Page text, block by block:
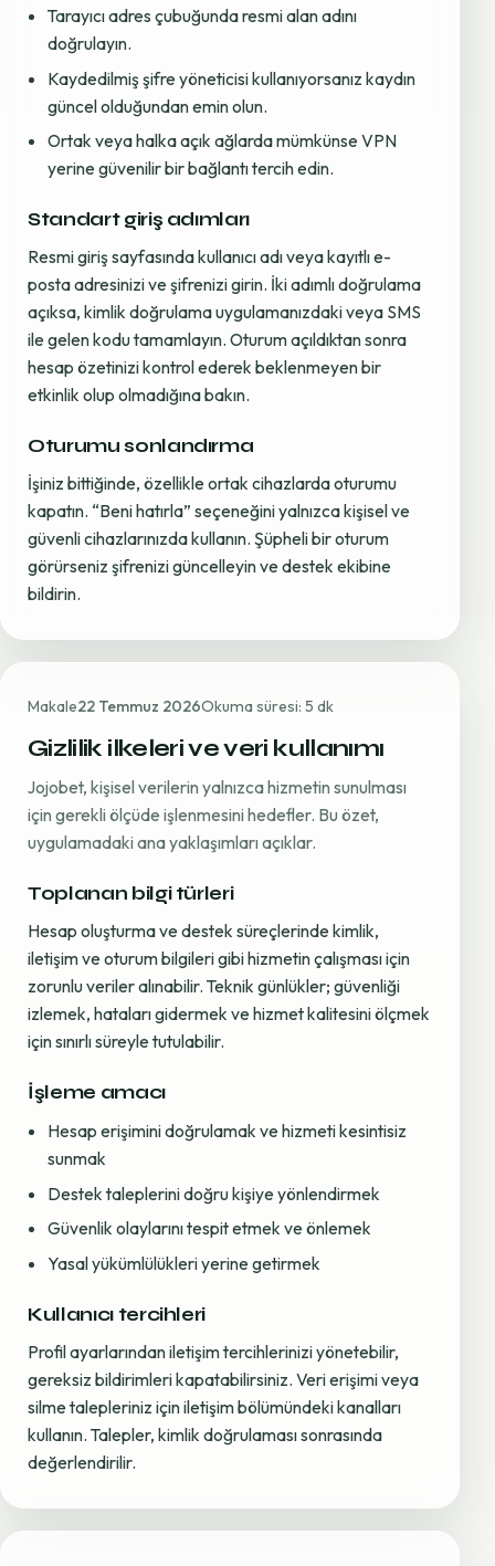
Tarayıcı adres çubuğunda resmi alan adını
doğrulayın.
Kaydedilmiş şifre yöneticisi kullanıyorsanız kaydın
güncel olduğundan emin olun.
Ortak veya halka açık ağlarda mümkünse VPN
yerine güvenilir bir bağlantı tercih edin.
Standart giriş adımları
Resmi giriş sayfasında kullanıcı adı veya kayıtlı e-
posta adresinizi ve şifrenizi girin. İki adımlı doğrulama
açıksa, kimlik doğrulama uygulamanızdaki veya SMS
ile gelen kodu tamamlayın. Oturum açıldıktan sonra
hesap özetinizi kontrol ederek beklenmeyen bir
etkinlik olup olmadığına bakın.
Oturumu sonlandırma
İşiniz bittiğinde, özellikle ortak cihazlarda oturumu
kapatın. “Beni hatırla” seçeneğini yalnızca kişisel ve
güvenli cihazlarınızda kullanın. Şüpheli bir oturum
görürseniz şifrenizi güncelleyin ve destek ekibine
bildirin.
Makale22 Temmuz 2026Okuma süresi: 5 dk
Gizlilik ilkeleri ve veri kullanımı
Jojobet, kişisel verilerin yalnızca hizmetin sunulması
için gerekli ölçüde işlenmesini hedefler. Bu özet,
uygulamadaki ana yaklaşımları açıklar.
Toplanan bilgi türleri
Hesap oluşturma ve destek süreçlerinde kimlik,
iletişim ve oturum bilgileri gibi hizmetin çalışması için
zorunlu veriler alınabilir. Teknik günlükler; güvenliği
izlemek, hataları gidermek ve hizmet kalitesini ölçmek
için sınırlı süreyle tutulabilir.
İşleme amacı
Hesap erişimini doğrulamak ve hizmeti kesintisiz
sunmak
Destek taleplerini doğru kişiye yönlendirmek
Güvenlik olaylarını tespit etmek ve önlemek
Yasal yükümlülükleri yerine getirmek
Kullanıcı tercihleri
Profil ayarlarından iletişim tercihlerinizi yönetebilir,
gereksiz bildirimleri kapatabilirsiniz. Veri erişimi veya
silme talepleriniz için iletişim bölümündeki kanalları
kullanın. Talepler, kimlik doğrulaması sonrasında
değerlendirilir.